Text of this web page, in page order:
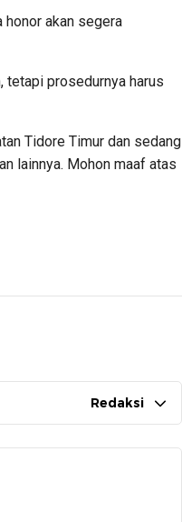
honor akan segera
tetapi prosedurnya harus
Tidore Timur dan sedang
lainnya. Mohon maaf atas
Redaksi